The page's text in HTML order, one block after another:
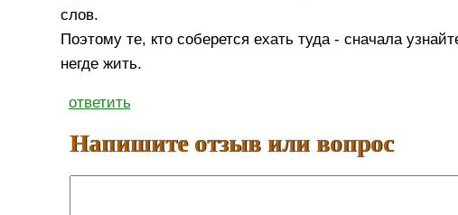
слов.
Поэтому те, кто соберется ехать туда - сначала
негде жить.
ответить
Напишите отзыв или вопрос